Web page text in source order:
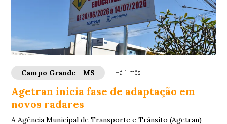
Campo Grande - MS Há 1 mês
Agetran inicia fase de adaptação em
novos radares
A Agência Municipal de Transporte e Trânsito (Agetran)